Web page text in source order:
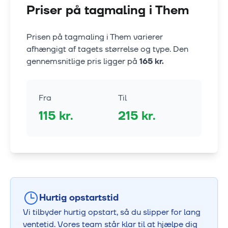
Priser på tagmaling i Them
Prisen på tagmaling iThem varierer
afhængigt af tagets størrelse og type. Den
gennemsnitlige pris ligger på 165kr.
Fra
115 kr.
Til
215 kr.
Hurtig opstartstid
Vi tilbyder hurtig opstart, så du slipper for lang
ventetid. Vores team står klar til at hjælpe dig